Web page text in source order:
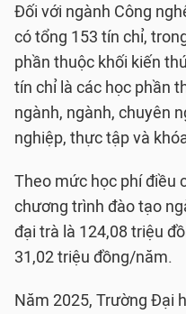
Đối với ngành Công
có tổng 153 tín chỉ,
phần thuộc khối kiến
tín chỉ là các học phần
ngành, ngành, chuyên
nghiệp, thực tập và
Theo mức học phí điều
chương trình đào tạo
đại trà là 124,08 triệu
31,02 triệu đồng/năm.
Năm 2025, Trường Đại